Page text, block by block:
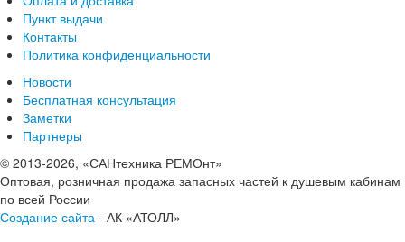
Пункт выдачи
Контакты
Политика конфиденциальности
Новости
Бесплатная консультация
Заметки
Партнеры
© 2013-2026, «САНтехника РЕМОнт»
Оптовая, розничная продажа запасных частей к душевым кабинам
по всей России
Создание сайта - АК «АТОЛЛ»